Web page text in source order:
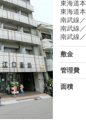
東海道
東海道
南武線
南武線
南武線
敷金
管理費
面積